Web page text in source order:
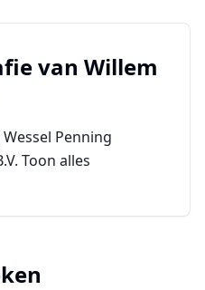
van Willem
Penning
Toon alles